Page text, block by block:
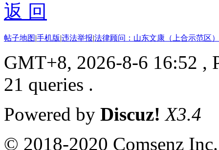
返 回
帖子地图|手机版|违法举报|法律顾问：山东文康（上合示范区
GMT+8, 2026-8-6 16:52 ,
21 queries .
Powered by Discuz! X3.4
© 2018-2020 Comsenz Inc.